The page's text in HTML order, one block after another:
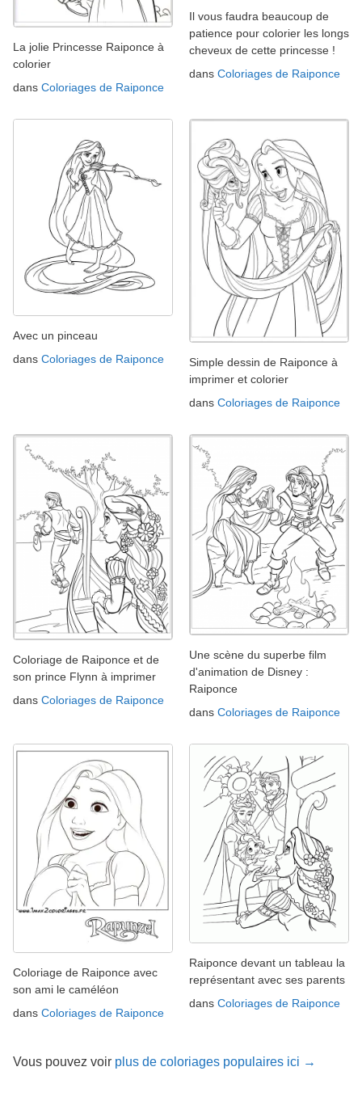
La jolie Princesse Raiponce à
colorier
dans Coloriages de Raiponce
Il vous faudra beaucoup de
patience pour colorier les longs
cheveux de cette princesse !
dans Coloriages de Raiponce
Avec un pinceau
dans Coloriages de Raiponce
Simple dessin de Raiponce à
imprimer et colorier
dans Coloriages de Raiponce
Coloriage de Raiponce et de
son prince Flynn à imprimer
dans Coloriages de Raiponce
Une scène du superbe film
d'animation de Disney :
Raiponce
dans Coloriages de Raiponce
Coloriage de Raiponce avec
son ami le caméléon
dans Coloriages de Raiponce
Raiponce devant un tableau la
représentant avec ses parents
dans Coloriages de Raiponce
Vous pouvez voir plus de coloriages populaires ici →